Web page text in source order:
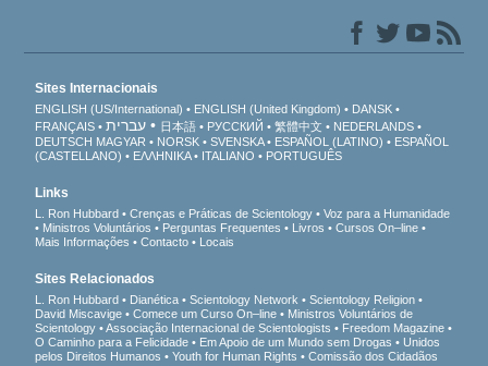
Sites Internacionais
ENGLISH (US/International) ENGLISH (United Kingdom)
DANSK
FRANÇAIS
עברית 日本語 РУССКИЙ 繁體中文
NEDERLANDS
DEUTSCH MAGYAR NORSK SVENSKA ESPAÑOL (LATINO)
ESPAÑOL
(CASTELLANO)
ΕΛΛΗΝΙΚA ITALIANO PORTUGUÊS
Links
L. Ron Hubbard Crenças e Práticas de Scientology
Voz para a Humanidade
Ministros Voluntários
Perguntas Frequentes Livros
Cursos On–line
Mais Informações
Contacto Locais
Sites Relacionados
L. Ron Hubbard Dianética Scientology Network
Scientology Religion
David Miscavige
Comece um Curso On–line
Ministros Voluntários de
Scientology
Associação Internacional de Scientologists
Freedom Magazine
O Caminho para a Felicidade
Em Apoio de um Mundo sem Drogas
Unidos
pelos Direitos Humanos
Youth for Human Rights
Comissão dos Cidadãos